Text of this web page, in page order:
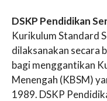
DSKP Pendidikan
Kurikulum Standard
dilaksanakan secara
bagi menggantikan
Menengah (KBSM)
1989. DSKP